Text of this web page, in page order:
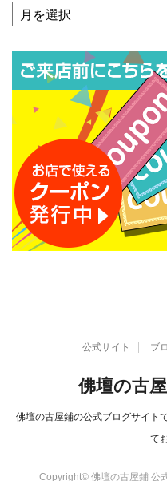
ア
ー
ブ
公式サイト ブ
佛壇の古
佛壇の古屋鋪の公式ブログサイト
て
Copyright© 佛壇の古屋鋪 公